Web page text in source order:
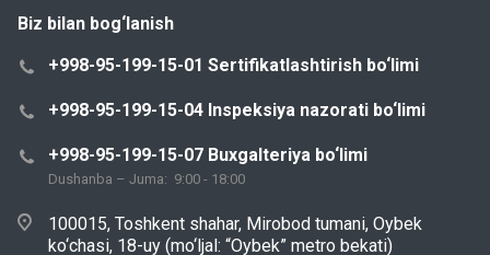
Biz bilan bog‘lanish
+998-95-199-15-01 Sertifikatlashtirish bo‘limi
+998-95-199-15-04 Inspeksiya nazorati bo‘limi
+998-95-199-15-07 Buxgalteriya bo‘limi
Dushanba – Juma: 9:00 - 18:00
100015, Toshkent shahar, Mirobod tumani, Oybek
ko‘chasi, 18-uy (mo‘ljal: “Oybek” metro bekati)